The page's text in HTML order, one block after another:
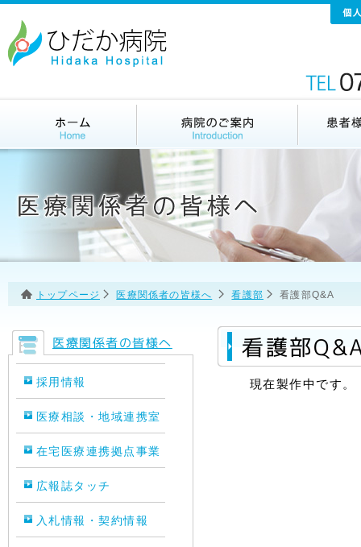
トップページ 医療関係者の皆様へ 看護部 看護部Q&A
看護部
現在製作中です。
医療関係者の皆様へ
採用情報
医療相談・地域連携室
在宅医療連携拠点事業
広報誌タッチ
入札情報・契約情報